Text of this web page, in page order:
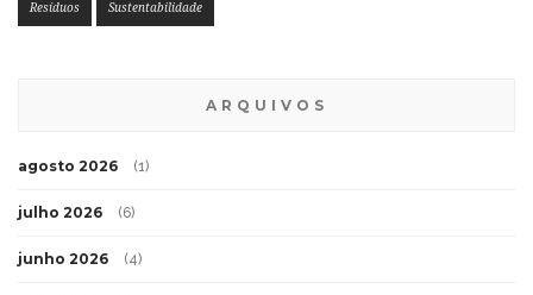
Resíduos Sustentabilidade
ARQUIVOS
agosto 2026 (1)
julho 2026 (6)
junho 2026 (4)